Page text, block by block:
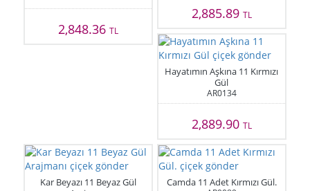
2,848.36TL
2,885.89 TL
Hayatımın Aşkına 11 Kırmızı
Gül
AR0134
2,889.90 TL
Kar Beyazı 11 Beyaz Gül
Camda 11 Adet Kırmızı Gül.